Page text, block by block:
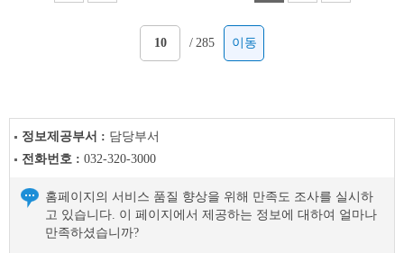
/ 285 이동
정보제공부서 : 담당부서
전화번호 : 032-320-3000
홈페이지의 서비스 품질 향상을 위해 만족도 조사를 실시하
고 있습니다. 이 페이지에서 제공하는 정보에 대하여 얼마나
만족하셨습니까?